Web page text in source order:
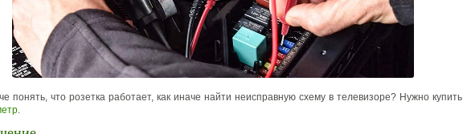
понять, что розетка работает, как иначе найти неисправную схему в телевизоре? Нужно купить
.